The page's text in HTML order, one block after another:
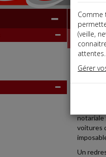
Dépêches
Date:
À
notariale
voitures
Un
Comme
(veille,
Gérer